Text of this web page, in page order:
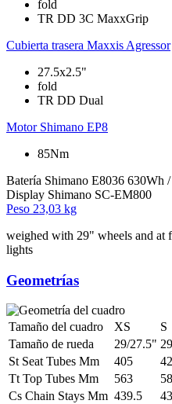
fold
TR DD 3C MaxxGrip
Cubierta trasera Maxxis Agressor
27.5x2.5"
fold
TR DD Dual
Motor Shimano EP8
85Nm
Batería Shimano E8036 630Wh
Display Shimano SC-EM800
Peso 23,03 kg
weighed with 29" wheels and at
lights
Geometrías
Tamaño del cuadro XS S
Tamaño de rueda
29/27.5"
St Seat Tubes Mm
405
Tt Top Tubes Mm
563
Cs Chain Stays Mm 439.5